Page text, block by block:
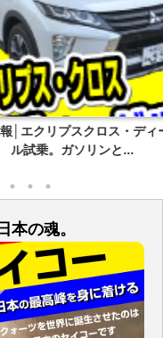
・ディーゼ
と...
TAKA-Q
本の魂。